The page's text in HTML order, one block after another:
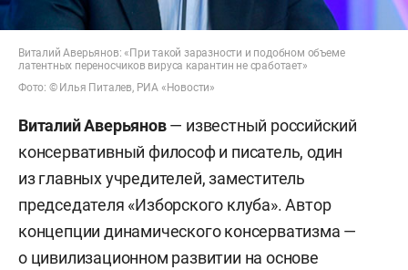
Виталий Аверьянов: «При такой заразности и подобном объеме
латентных переносчиков вируса карантин не сработает»
Фото: © Илья Питалев, РИА «Новости»
Виталий Аверьянов— известный российский
консервативный философ и писатель, один
из главных учредителей, заместитель
председателя «Изборского клуба». Автор
концепции динамического консерватизма —
о цивилизационном развитии на основе